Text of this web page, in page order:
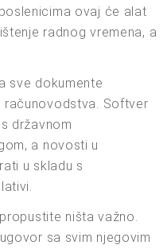
ovaj će alat
radnog vremena, a
sve dokumente
Softver
državnom
a novosti u
u skladu s
ništa važno.
sa svim njegovim